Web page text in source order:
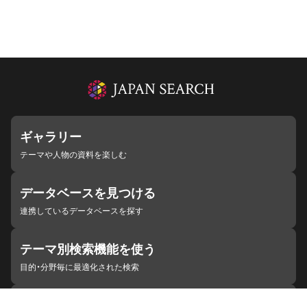
ギャラリー
テーマや人物の資料を楽しむ
データベースを見つける
連携しているデータベースを探す
テーマ別検索機能を使う
目的・分野毎に最適化された検索